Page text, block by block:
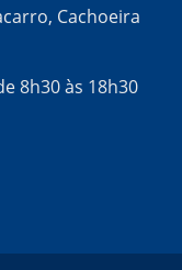
Cachoeira
8h30 às 18h30